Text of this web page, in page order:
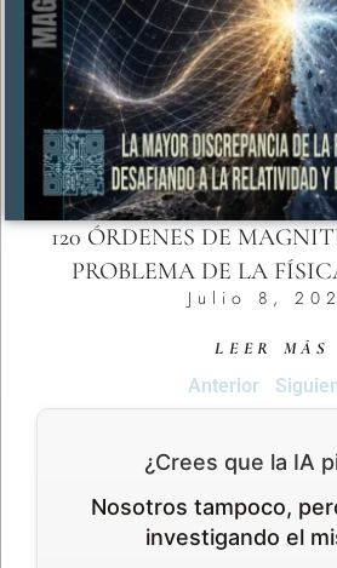
120 ÓRDENES DE
PROBLEMA DE LA
Julio 8,
LEER MÁS
Anterior
¿Crees que la IA
Nosotros tampoco,
investigando el